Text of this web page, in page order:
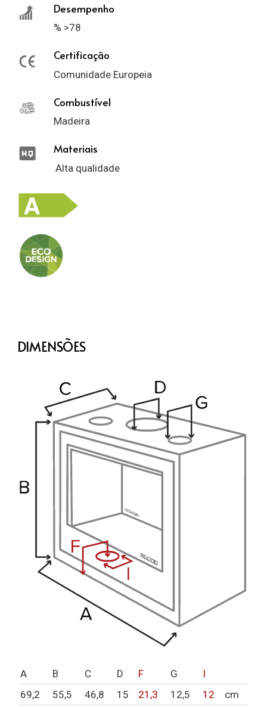
Desempenho
% >78
Certificação
Comunidade Europeia
Combustível
Madeira
Materiais
Alta qualidade
DIMENSÕES
A B C D F G
I
69,2
55,5 46,8 15 21,3 12,5 12 cm